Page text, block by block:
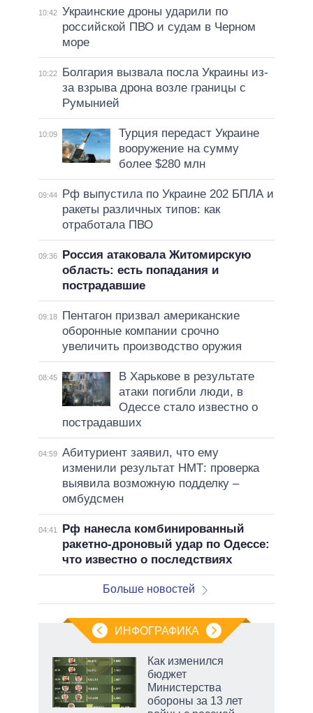
10:42 Украинские дроны ударили по
российской ПВО и судам в Черном
море
10:22
Болгария вызвала посла Украины из-
за взрыва дрона возле границы с
Румынией
10:09
Турция передаст Украине
вооружение на сумму
более $280 млн
09:44
Рф выпустила по Украине 202 БПЛА и
ракеты различных типов: как
отработала ПВО
09:36
Россия атаковала Житомирскую
область: есть попадания и
пострадавшие
09:18
Пентагон призвал американские
оборонные компании срочно
увеличить производство оружия
08:45
В Харькове в результате
атаки погибли люди, в
Одессе стало известно о
пострадавших
04:59 Абитуриент заявил, что ему
изменили результат НМТ: проверка
выявила возможную подделку –
омбудсмен
04:41
Рф нанесла комбинированный
ракетно-дроновый удар по Одессе:
что известно о последствиях
Больше новостей
ИНФОГРАФИКА
Как изменился
бюджет
Министерства
обороны за 13 лет